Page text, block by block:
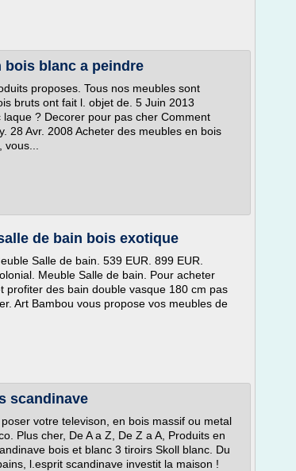
bois blanc a peindre
proposes. Tous nos meubles sont
bruts ont fait l. objet de. 5 Juin 2013
? Decorer pour pas cher Comment
28 Avr. 2008 Acheter des meubles en bois
de bain bois exotique
Salle de bain. 539 EUR. 899 EUR.
Meuble Salle de bain. Pour acheter
profiter des bain double vasque 180 cm pas
Art Bambou vous propose vos meubles de
scandinave
votre televison, en bois massif ou metal
Plus cher, De A a Z, De Z a A, Produits en
bois et blanc 3 tiroirs Skoll blanc. Du
l.esprit scandinave investit la maison !